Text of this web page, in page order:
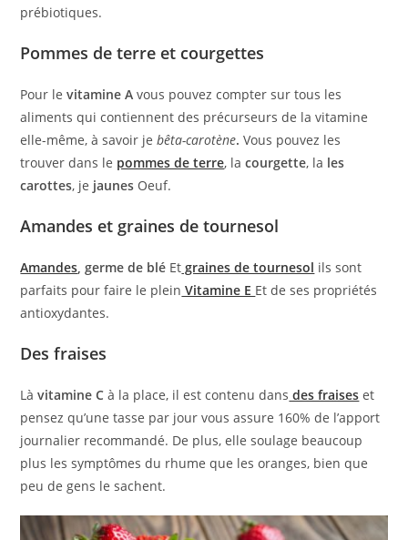
prébiotiques.
Pommes de terre et courgettes
Pour levitamine A vous pouvez compter sur tous les
aliments qui contiennent des précurseurs de la vitamine
elle-même, à savoir jebêta-carotène.Vous pouvez les
trouver dans le pommes de terre, lacourgette, la les
carottes, je jaunes Oeuf.
Amandes et graines de tournesol
Amandes, germe de blé Et graines de tournesol ils sont
parfaits pour faire le plein Vitamine E Et de ses propriétés
antioxydantes.
Des fraises
Làvitamine C à la place, il est contenu dans des fraises et
pensez qu’une tasse par jour vous assure 160% de l’apport
journalier recommandé. De plus, elle soulage beaucoup
plus les symptômes du rhume que les oranges, bien que
peu de gens le sachent.